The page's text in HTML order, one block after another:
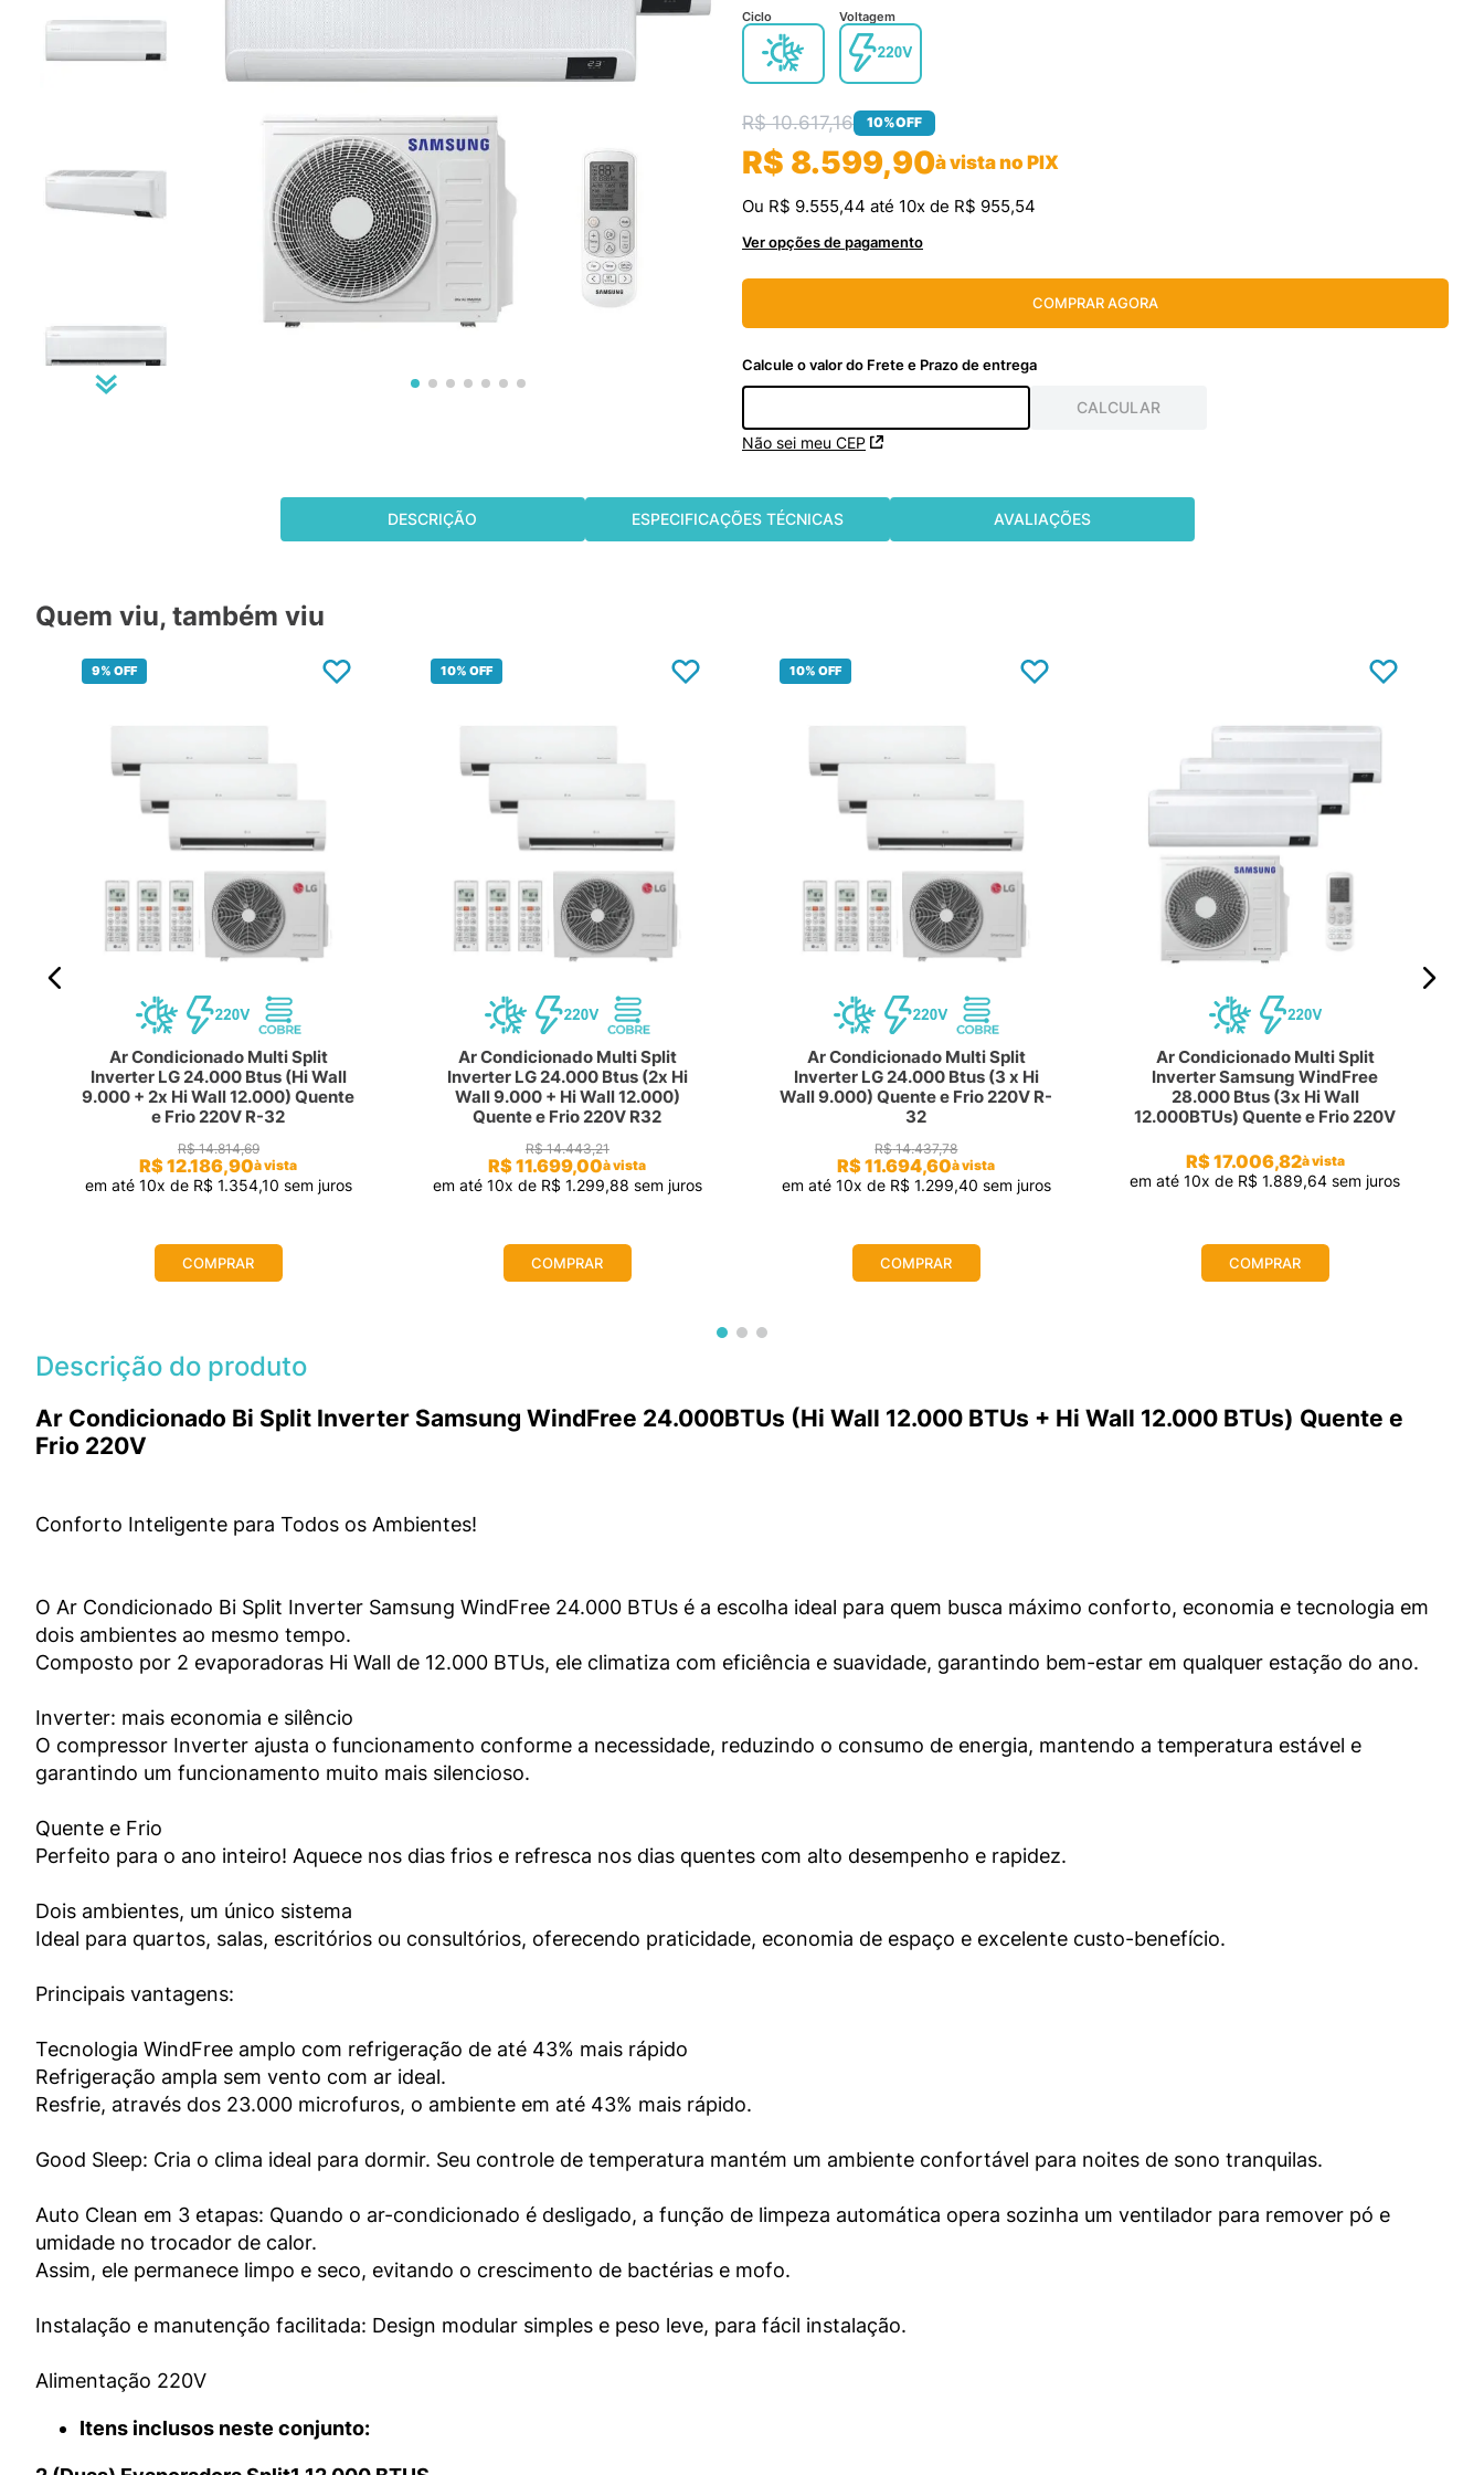
Ciclo Voltagem
R$ 10.617,16 10%OFF
R$ 8.599,90à vista no PIX
Ou R$ 9.555,44 até 10x de R$ 955,54
Ver opções de pagamento
COMPRAR AGORA
Não sei meu CEP
DESCRIÇÃO ESPECIFICAÇÕES TÉCNICAS AVALIAÇÕES
Quem viu, também viu
9% OFF
Ar Condicionado Multi Split
Inverter LG 24.000 Btus (Hi Wall
9.000 + 2x Hi Wall 12.000) Quente
e Frio 220V R-32
R$ 14.814,69
R$12.186,90à vista
em até 10x de R$ 1.354,10 sem juros
COMPRAR
10% OFF
Ar Condicionado Multi Split
Inverter LG 24.000 Btus (2x Hi
Wall 9.000 + Hi Wall 12.000)
Quente e Frio 220V R32
R$ 14.443,21
R$11.699,00à vista
em até 10x de R$ 1.299,88 sem juros
COMPRAR
10% OFF
Ar Condicionado Multi Split
Inverter LG 24.000 Btus (3 x Hi
Wall 9.000) Quente e Frio 220V R-
32
R$ 14.437,78
R$11.694,60à vista
em até 10x de R$ 1.299,40 sem juros
COMPRAR
Ar Condicionado Multi Split
Inverter Samsung WindFree
28.000 Btus (3x Hi Wall
12.000BTUs) Quente e Frio 220V
R$17.006,82à vista
em até10x de R$ 1.889,64 sem juros
COMPRAR
Descrição do produto
Ar Condicionado Bi Split Inverter Samsung WindFree 24.000BTUs (Hi Wall 12.000 BTUs + Hi Wall 12.000 BTUs) Quente e
Frio 220V
Conforto Inteligente para Todos os Ambientes!
O Ar Condicionado Bi Split Inverter Samsung WindFree 24.000 BTUs é a escolha ideal para quem busca máximo conforto, economia e tecnologia em
dois ambientes ao mesmo tempo.
Composto por 2 evaporadoras Hi Wall de 12.000 BTUs, ele climatiza com eficiência e suavidade, garantindo bem-estar em qualquer estação do ano.
Inverter: mais economia e silêncio
O compressor Inverter ajusta o funcionamento conforme a necessidade, reduzindo o consumo de energia, mantendo a temperatura estável e
garantindo um funcionamento muito mais silencioso.
Quente e Frio
Perfeito para o ano inteiro! Aquece nos dias frios e refresca nos dias quentes com alto desempenho e rapidez.
Dois ambientes, um único sistema
Ideal para quartos, salas, escritórios ou consultórios, oferecendo praticidade, economia de espaço e excelente custo-benefício.
Principais vantagens:
Tecnologia WindFree amplo com refrigeração de até 43% mais rápido
Refrigeração ampla sem vento com ar ideal.
Resfrie, através dos 23.000 microfuros, o ambiente em até 43% mais rápido.
Good Sleep: Cria o clima ideal para dormir. Seu controle de temperatura mantém um ambiente confortável para noites de sono tranquilas.
Auto Clean em 3 etapas: Quando o ar-condicionado é desligado, a função de limpeza automática opera sozinha um ventilador para remover pó e
umidade no trocador de calor.
Assim, ele permanece limpo e seco, evitando o crescimento de bactérias e mofo.
Instalação e manutenção facilitada: Design modular simples e peso leve, para fácil instalação.
Alimentação 220V
Itens inclusos neste conjunto:
10 freezer